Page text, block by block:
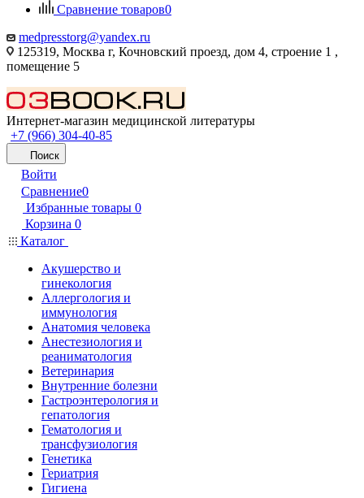
Сравнение товаров0
medpresstorg@yandex.ru
125319, Москва г, Кочновский проезд, дом 4, строение 1 ,
помещение 5
Интернет-магазин медицинской литературы
+7 (966) 304-40-85
Поиск
Войти
Сравнение0
Избранные товары 0
Корзина 0
Каталог
Акушерство и
гинекология
Аллергология и
иммунология
Анатомия человека
Анестезиология и
реаниматология
Ветеринария
Внутренние болезни
Гастроэнтерология и
гепатология
Гематология и
трансфузиология
Генетика
Гериатрия
Гигиена